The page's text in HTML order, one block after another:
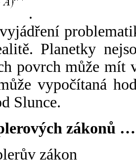
.
Planetky
povrch může mít
vypočítaná
Slunce.
zákonů …
zákon